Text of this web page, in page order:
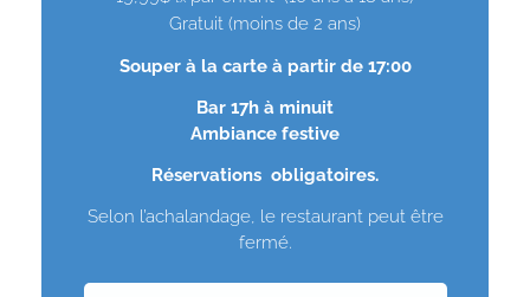
Gratuit (moins de 2 ans)
Souper à la carte à partir de 17:00
Bar 17h à minuit
Ambiance festive
Réservations obligatoires.
Selon l’achalandage, le restaurant peut être
fermé.